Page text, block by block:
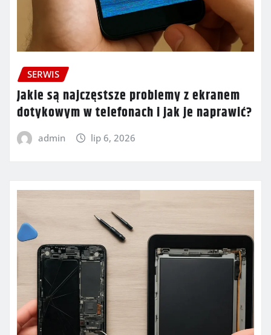
SERWIS
Jakie są najczęstsze problemy z ekranem
dotykowym w telefonach i jak je naprawić?
admin lip 6, 2026